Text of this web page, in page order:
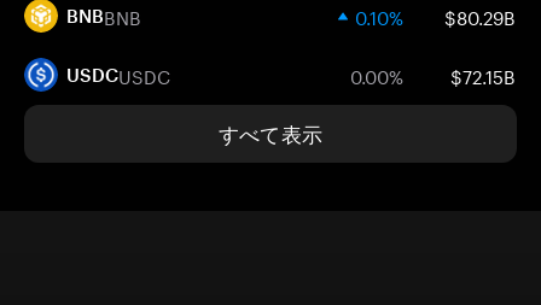
BNBBNB 0.10% $80.29B
USDCUSDC 0.00% $72.15B
すべて表示